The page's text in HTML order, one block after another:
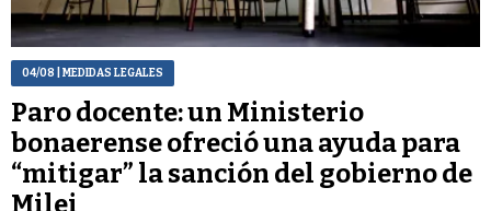
04/08 | MEDIDAS LEGALES
Paro docente: un Ministerio
bonaerense ofreció una ayuda para
“mitigar” la sanción del gobierno de
Milei